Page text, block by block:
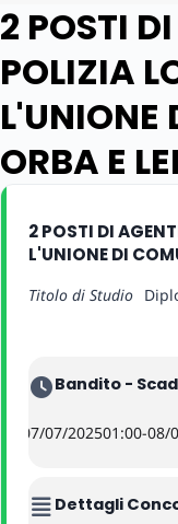
2 POSTI
POLIZIA
L'UNIONE
ORBA E
2 POSTI DI
L'UNIONE DI
Titolo di Studio
Bandito -
07/07/202501:00-08/
Dettagli